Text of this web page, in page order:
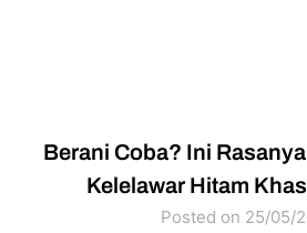
Berani Coba? Ini
Kelelawar Hitam
Posted on 25/05/